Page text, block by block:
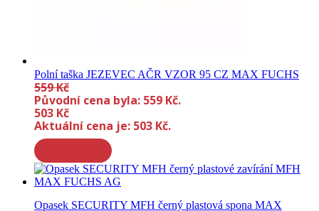
Polní taška JEZEVEC AČR VZOR 95 CZ MAX FUCHS
559Kč
Původní cena byla: 559 Kč.
503 Kč
Aktuální cena je: 503 Kč.
Opasek SECURITY MFH černý plastová spona MAX